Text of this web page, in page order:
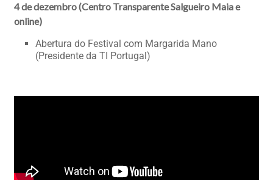
4 de dezembro (Centro Transparente Salgueiro Maia e
online)
Abertura do Festival com Margarida Mano
(Presidente da TI Portugal)